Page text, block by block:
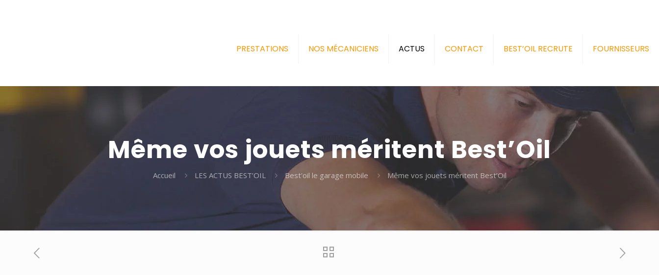
PRESTATIONS NOS MÉCANICIENS ACTUS CONTACT BEST’OIL RECRUTE FOURNISSEURS
Même vos jouets méritent Best’Oil
Accueil LES ACTUS BEST’OIL Best'oil le garage mobile Même vos jouets méritent Best’Oil